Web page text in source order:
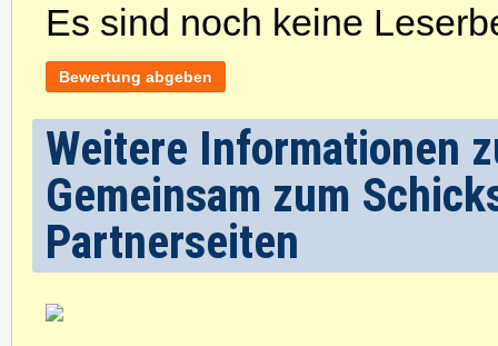
Es sind noch keine
Bewertung abgeben
Weitere Informationen
Gemeinsam zum
Partnerseiten